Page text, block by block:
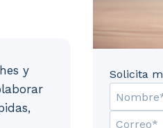
y
Solicita